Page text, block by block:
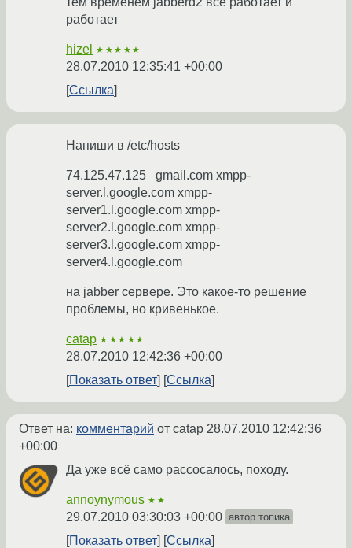
работает
hizel ★★★★★
28.07.2010 12:35:41 +00:00
Ссылка
Напиши в /etc/hosts
74.125.47.125 gmail.com xmpp-
server.l.google.com xmpp-
server1.l.google.com xmpp-
server2.l.google.com xmpp-
server3.l.google.com xmpp-
server4.l.google.com
на jabber сервере. Это какое-то решение
проблемы, но кривенькое.
catap ★★★★★
28.07.2010 12:42:36 +00:00
Показать ответ
Ссылка
Ответ на: комментарий от catap 28.07.2010 12:42:36
+00:00
Да уже всё само рассосалось, походу.
annoynymous ★★
29.07.2010 03:30:03 +00:00 автор топика
Показать ответ Ссылка